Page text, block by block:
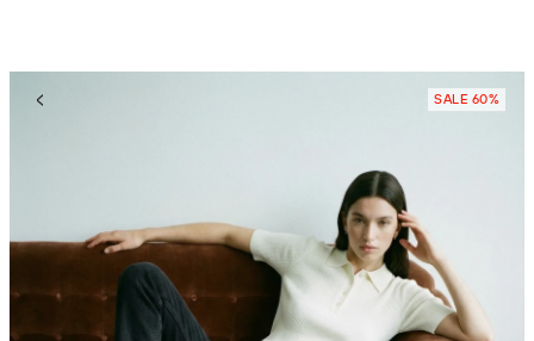
SALE 60%